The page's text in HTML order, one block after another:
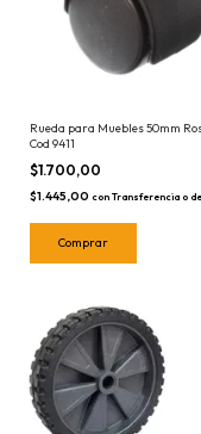
Rueda para Muebles 50mm
Cod 9411
$1.700,00
$1.445,00 con Transferencia o